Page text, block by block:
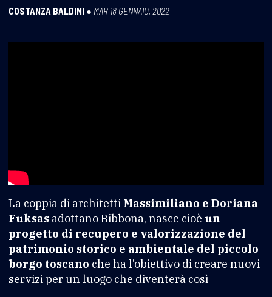
COSTANZA BALDINI ● MAR 18 GENNAIO, 2022
La coppia di architetti Massimiliano e Doriana
Fuksas adottano Bibbona, nasce cioè un
progetto di recupero e valorizzazione del
patrimonio storico e ambientale del piccolo
borgo toscano che ha l’obiettivo di creare nuovi
servizi per un luogo che diventerà così